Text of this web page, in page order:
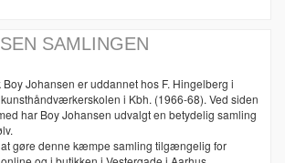
SAMLINGEN
Johansen er uddannet hos F. Hingelberg i
i Kbh. (1966-68). Ved siden
har Boy Johansen udvalgt en betydelig samling
gøre denne kæmpe samling tilgængelig for